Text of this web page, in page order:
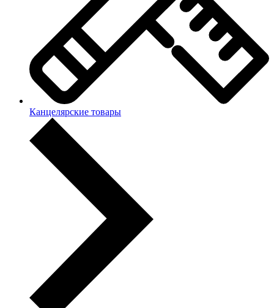
Канцелярские товары